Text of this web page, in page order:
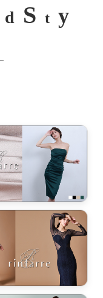
d S t y